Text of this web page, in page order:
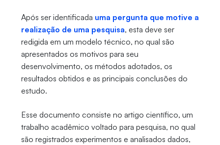
Após ser identificada uma pergunta que motive a
realização de uma pesquisa, esta deve ser
redigida em um modelo técnico, no qual são
apresentados os motivos para seu
desenvolvimento, os métodos adotados, os
resultados obtidos e as principais conclusões do
estudo.
Esse documento consiste no artigo científico, um
trabalho acadêmico voltado para pesquisa, no qual
são registrados experimentos e analisados dados,